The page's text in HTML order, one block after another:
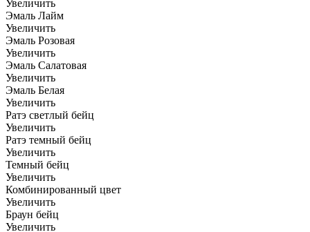
Увеличить
Эмаль Лайм
Увеличить
Эмаль Розовая
Увеличить
Эмаль Салатовая
Увеличить
Эмаль Белая
Увеличить
Ратэ светлый бейц
Увеличить
Ратэ темный бейц
Увеличить
Темный бейц
Увеличить
Комбинированный цвет
Увеличить
Браун бейц
Увеличить